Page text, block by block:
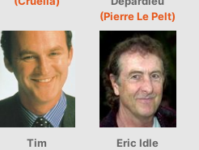
(Pierre Le Pelt)
Tim
Eric Idle